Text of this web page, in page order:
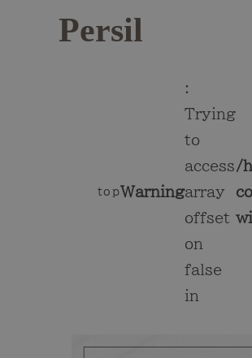
Persil
topWarning
:
Trying
to
access
array
offset
on
false
in
/